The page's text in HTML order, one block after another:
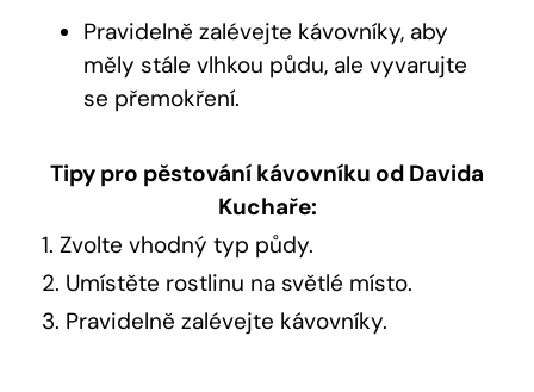
Pravidelně zalévejte kávovníky, aby
měly stále vlhkou půdu, ale vyvarujte
se přemokření.
Tipy pro pěstování kávovníku od Davida
Kuchaře:
1. Zvolte vhodný typ půdy.
2. Umístěte rostlinu na světlé místo.
3. Pravidelně zalévejte kávovníky.